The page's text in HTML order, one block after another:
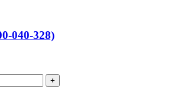
040-328)
+